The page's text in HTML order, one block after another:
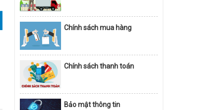
Chính sách mua hàng
Chính sách thanh toán
Bảo mật thông tin